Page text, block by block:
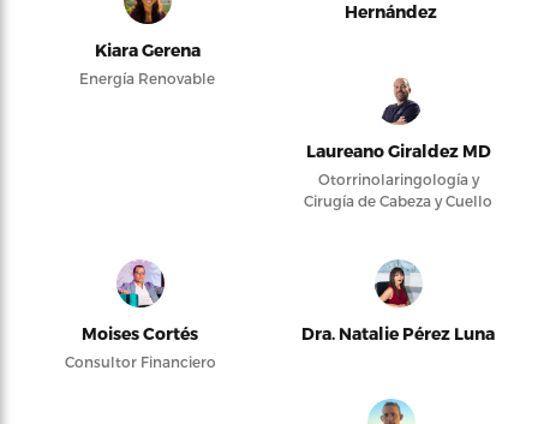
Kiara Gerena
Energía Renovable
Hernández
Laureano Giraldez MD
Otorrinolaringología y
Cirugía de Cabeza y Cuello
Moises Cortés
Consultor Financiero
Dra. Natalie Pérez Luna